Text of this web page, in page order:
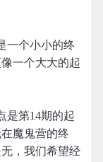
一个小小的终
一个大大的起
是第14期的起
魔鬼营的终
，我们希望经